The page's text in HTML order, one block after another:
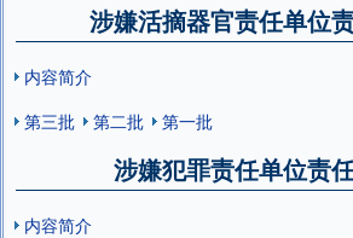
涉嫌活摘器官责任单位
内容简介
第三批
第二批 第一批
涉嫌犯罪责任单位责
内容简介